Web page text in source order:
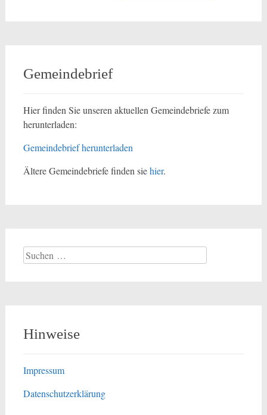
Gemeindebrief
Hier finden Sie unseren aktuellen Gemeindebriefe zum
herunterladen:
Gemeindebrief herunterladen
Ältere Gemeindebriefe finden siehier.
Suchen
nach:
Hinweise
Impressum
Datenschutzerklärung